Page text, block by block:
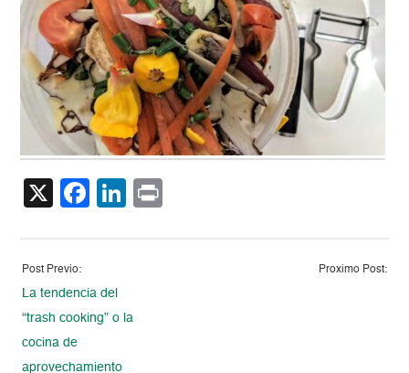
X Facebook
LinkedIn
Post Previo:
La tendencia del
“trash cooking” o la
cocina de
aprovechamiento
Proximo Post: